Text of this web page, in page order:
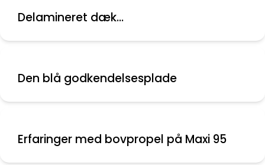
Delamineret dæk...
Den blå godkendelsesplade
Erfaringer med bovpropel på Maxi 95